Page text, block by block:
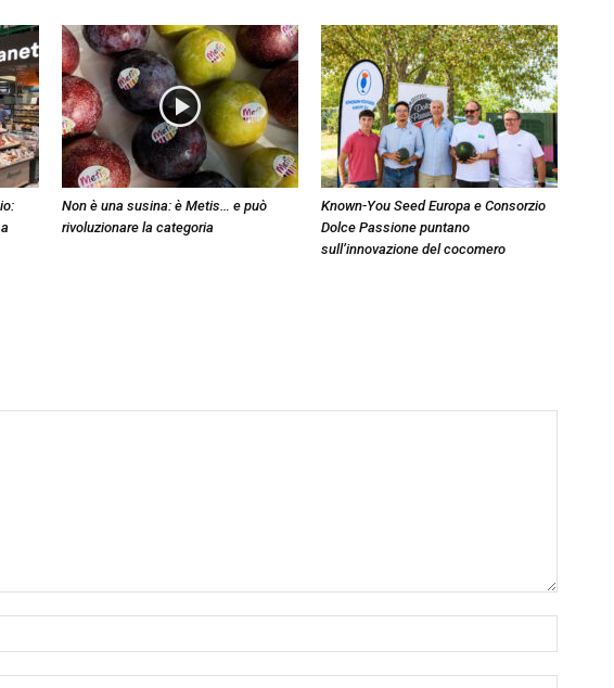
Non è una susina: è Metis… e può
rivoluzionare la categoria
Known-You Seed Europa e Consorzio
Dolce Passione puntano
sull’innovazione del cocomero